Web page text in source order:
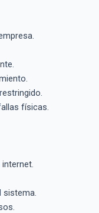
físicas.